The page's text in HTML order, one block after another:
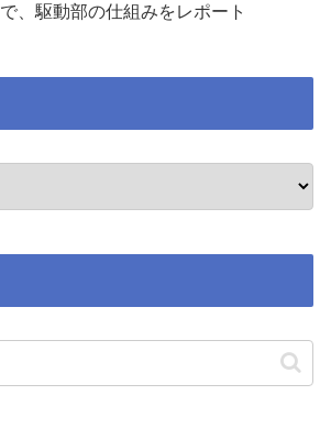
で、駆動部の仕組みをレポート